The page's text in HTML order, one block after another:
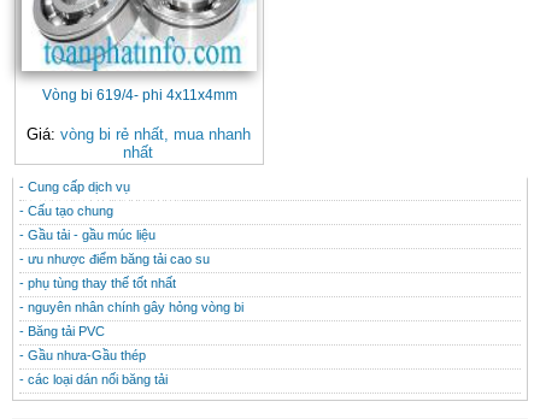
Vòng bi 619/4- phi 4x11x4mm
Giá: vòng bi rẻ nhất, mua nhanh
nhất
CONTACT
THÔNG TIN HỮU ÍCH
- Cung cấp dịch vụ
- Cấu tạo chung
- Gầu tải - gầu múc liệu
- ưu nhược điểm băng tải cao su
- phụ tùng thay thế tốt nhất
- nguyên nhân chính gây hỏng vòng bi
- Băng tải PVC
- Gầu nhưa-Gầu thép
- các loại dán nối băng tải